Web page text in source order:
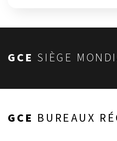
GCE SIÈGE
GCE BUREAUX